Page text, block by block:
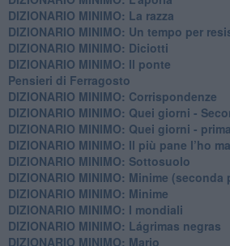
DIZIONARIO MINIMO: La razza
DIZIONARIO MINIMO: Un tempo per
DIZIONARIO MINIMO: Diciotti
DIZIONARIO MINIMO: Il ponte
Pensieri di Ferragosto
DIZIONARIO MINIMO: Corrispondenze
DIZIONARIO MINIMO: Quei giorni -
DIZIONARIO MINIMO: Quei giorni -
DIZIONARIO MINIMO: Il più pane l’ho
DIZIONARIO MINIMO: Sottosuolo
DIZIONARIO MINIMO: Minime (seconda
DIZIONARIO MINIMO: Minime
DIZIONARIO MINIMO: ​I mondiali
DIZIONARIO MINIMO: ​Lágrimas negras
DIZIONARIO MINIMO: Mario